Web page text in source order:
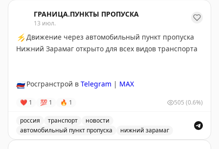
Остаемся с вами на связи на всех ресурсах.
Подписывайтесь на наш канал в MAX
держателей карты Breeze Easy Visa. Тайлер Глатт
рекомендует покупать баллы только если вы найдете
выгодные перелеты, где стоимость за балл
превышает 1,45¢. На некоторых маршрутах баллы
Tyler Glatt | Original
ГРАНИЦА.ПУНКТЫ ПРОПУСКА
13 июл.
⚡ Движение через автомобильный пункт пропуска
Нижний Зарамаг открыто для всех видов транспорта
🇷🇺Росгранстрой в Telegram | MAX
❤ 1 💯 1 🔥 1 505 (0.6%)
россия транспорт
новости
автомобильный пункт пропуска
нижний зарамаг